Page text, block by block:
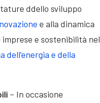
ddello sviluppo
e alla dinamica
e sostenibilità nel
e della
– In occasione